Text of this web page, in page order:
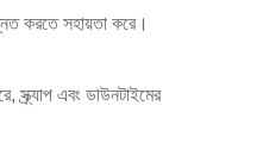
করতে সহায়তা করে।
স্ক্র্যাপ এবং ডাউনটাইমের